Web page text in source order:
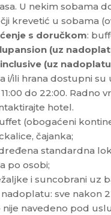
U nekim sobama
krevetić u sobama
s doručkom:
(uz
(uz
i/ili hrana dostupni
do 22:00. Radno
hotel.
(obogaćeni
čajanka;
standardna
po osobi;
i suncobrani uz
nadoplatu: sve nakon
nije navedeno pod